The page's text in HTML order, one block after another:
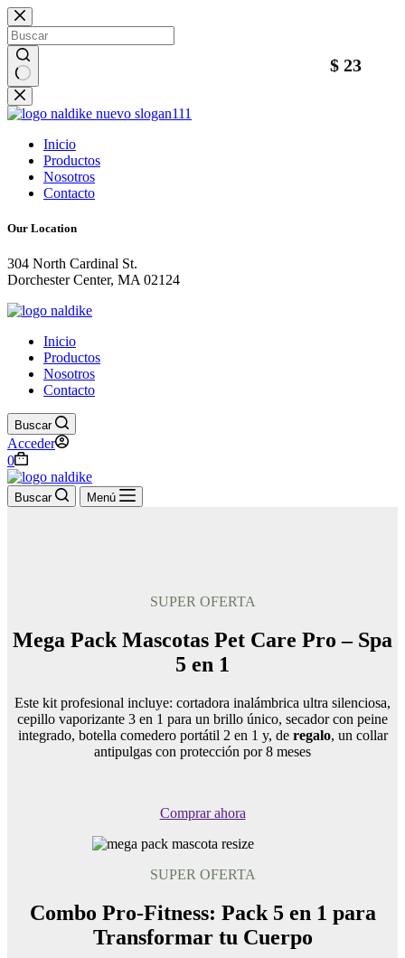
Saltar
al
contenido
Sin
resultados
Inicio
Productos
Nosotros
Contacto
Our Location
304 North Cardinal St.
Dorchester Center, MA 02124
Inicio
Productos
Nosotros
Contacto
Buscar
Acceder
Carro
de
compra
0
Buscar Menú
SUPER OFERTA
Mega Pack Mascotas Pet Care Pro – Spa
5 en 1
Este kit profesional incluye: cortadora inalámbrica ultra silenciosa,
cepillo vaporizante 3 en 1 para un brillo único, secador con peine
integrado, botella comedero portátil 2 en 1 y, de regalo, un collar
antipulgas con protección por 8 meses
Comprar ahora
SUPER OFERTA
Combo Pro-Fitness: Pack 5 en 1 para
Transformar tu Cuerpo
$ 23